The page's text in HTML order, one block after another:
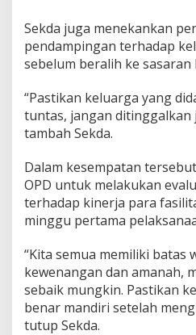
Sekda juga menekankan
pendampingan terhadap
sebelum beralih ke sasaran
“Pastikan keluarga yang
tuntas, jangan ditinggalkan
tambah Sekda.
Dalam kesempatan
OPD untuk melakukan
terhadap kinerja para
minggu pertama
“Kita semua memiliki batas
kewenangan dan amanah,
sebaik mungkin. Pastikan
benar mandiri setelah
tutup Sekda.